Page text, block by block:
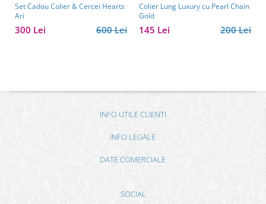
Set Cadou Colier & Cercei Hearts
Ari
600 Lei
300 Lei
Colier Lung Luxury cu Pearl Chain
Gold
200 Lei
145 Lei
INFO UTILE CLIENTI
INFO LEGALE
DATE COMERCIALE
SOCIAL